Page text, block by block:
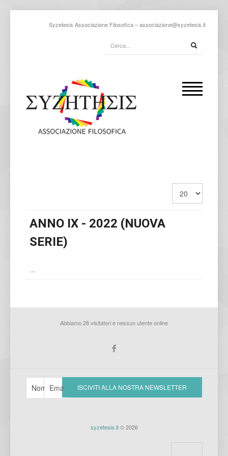
Syzetesis Associazione Filosofica –associazione@syzetesis.it
ANNO IX - 2022 (NUOVA
SERIE)
...
Abbiamo 28 visitatori e nessun utente online
syzetesis.it© 2026